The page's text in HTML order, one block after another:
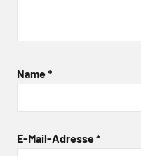
Name*
E-Mail-Adresse*